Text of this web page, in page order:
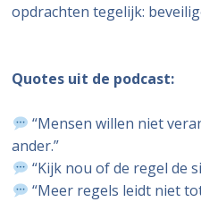
opdrachten tegelijk:
Quotes uit de podcast:
“Mensen willen niet
ander.”
“Kijk nou of de regel de
“Meer regels leidt niet